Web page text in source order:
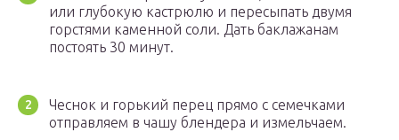
или глубокую кастрюлю и пересыпать двумя
горстями каменной соли. Дать баклажанам
постоять 30 минут.
Чеснок и горький перец прямо с семечками
отправляем в чашу блендера и измельчаем.